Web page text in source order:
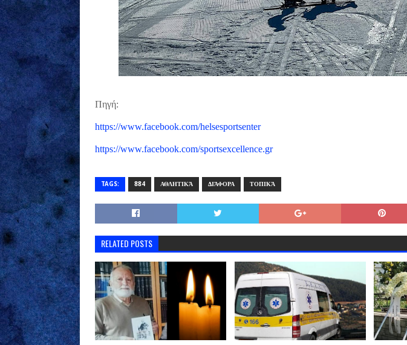
Πηγή:
https://www.facebook.com/helsesportsenter
https://www.facebook.com/sportsexcellence.gr
TAGS: 884 ΑΘΛΗΤΙΚΆ ΔΙΆΦΟΡΑ ΤΟΠΙΚΆ
RELATED POSTS